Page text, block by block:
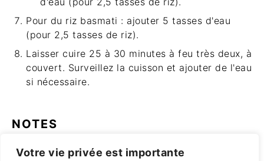
Votre vie privée est importante
Pour du riz basmati : ajouter 5 tasses d'eau
(pour 2,5 tasses de riz).
Laisser cuire 25 à 30 minutes à feu très deux, à
couvert. Surveillez la cuisson et ajouter de l'eau
si nécessaire.
NOTES
parfaitement un bonrougail saucisses